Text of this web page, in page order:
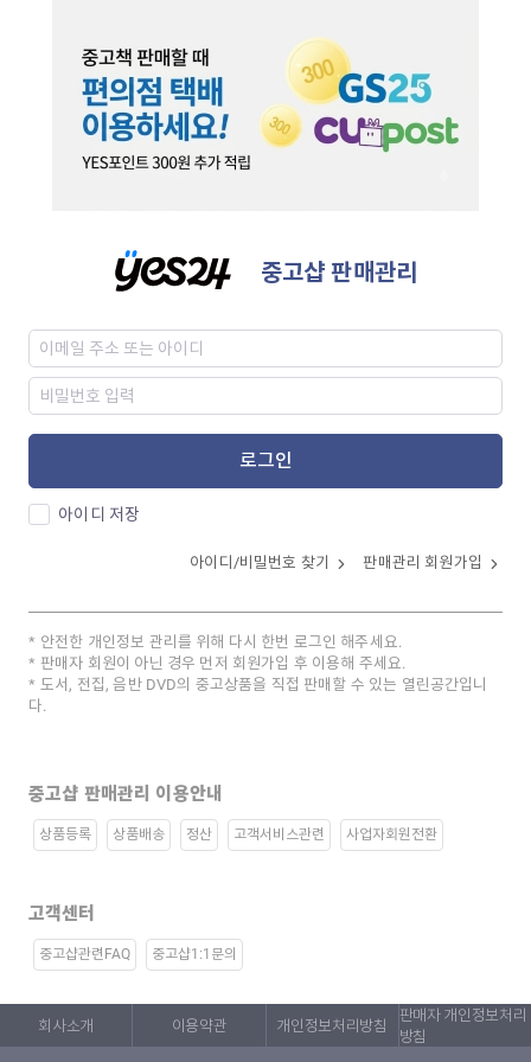
중고샵 판매관리
로그인
아이디 저장
아이디/비밀번호 찾기 판매관리 회원가입
안전한 개인정보 관리를 위해 다시 한번 로그인 해주세요.
판매자 회원이 아닌 경우 먼저 회원가입 후 이용해 주세요.
도서, 전집, 음반 DVD의 중고상품을 직접 판매할 수 있는 열린공간입니
다.
중고샵 판매관리 이용안내
상품등록 상품배송 정산 고객서비스관련 사업자회원전환
고객센터
중고샵관련FAQ 중고샵1:1문의
회사소개 이용약관 개인정보처리방침
판매자 개인정보처리
방침